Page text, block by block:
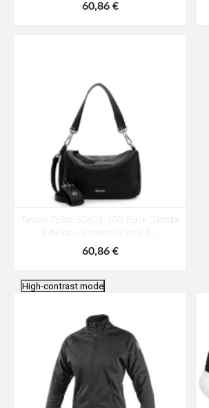
60,86 €
Tamaris Felice 33601-100 Black Dámska
kabelka cez rameno čierna 6 L
60,86 €
High-contrast mode